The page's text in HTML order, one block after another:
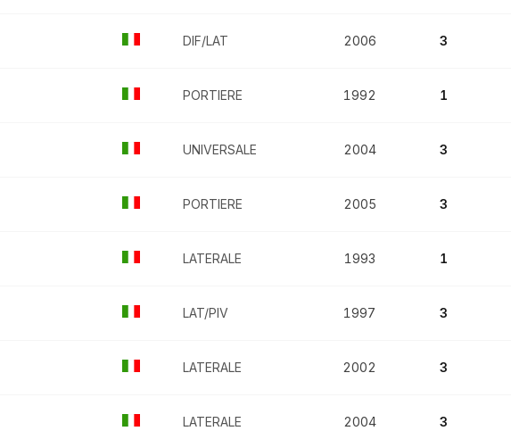
DIF/LAT 2006 3
PORTIERE 1992 1
UNIVERSALE 2004 3
PORTIERE 2005 3
LATERALE 1993 1
LAT/PIV 1997 3
LATERALE 2002 3
LATERALE 2004 3